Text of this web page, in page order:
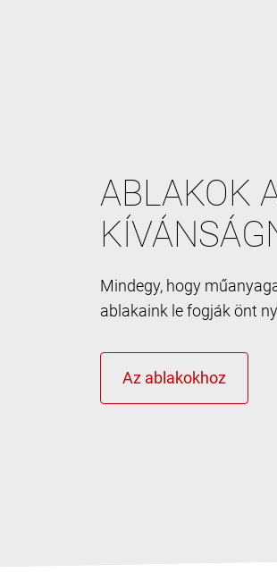
ABLAKOK
Mindegy, hogy
ablakaink le fogják önt